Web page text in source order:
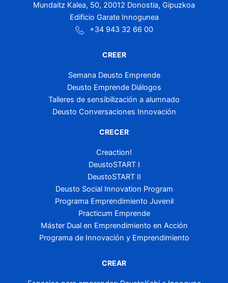
Mundaitz Kalea, 50, 20012 Donostia, Gipuzkoa
Edificio Garate Innogunea
+34 943 32 66 00
CREER
Semana Deusto Emprende
Deusto Emprende Diálogos
Talleres de sensibilización a alumnado
Deusto Conversaciones Innovación
CRECER
Creaction!
DeustoSTART I
DeustoSTART II
Deusto Social Innovation Program
Programa Emprendimiento Juvenil
Practicum Emprende
Máster Dual en Emprendimiento en Acción
Programa de Innovación y Emprendimiento
CREAR